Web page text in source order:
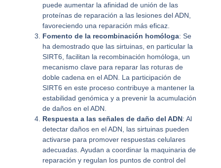
puede aumentar la afinidad de unión de las
proteínas de reparación a las lesiones del ADN,
favoreciendo una reparación más eficaz.
Fomento de la recombinación homóloga: Se
ha demostrado que las sirtuinas, en particular la
SIRT6, facilitan la recombinación homóloga, un
mecanismo clave para reparar las roturas de
doble cadena en el ADN. La participación de
SIRT6 en este proceso contribuye a mantener la
estabilidad genómica y a prevenir la acumulación
de daños en el ADN.
Respuesta a las señales de daño del ADN: Al
detectar daños en el ADN, las sirtuinas pueden
activarse para promover respuestas celulares
adecuadas. Ayudan a coordinar la maquinaria de
reparación y regulan los puntos de control del